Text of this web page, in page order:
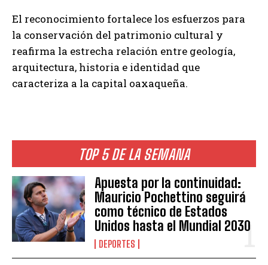
TOP 5 DE LA SEMANA
Apuesta por la continuidad:
Mauricio Pochettino seguirá
como técnico de Estados
Unidos hasta el Mundial 2030
DEPORTES
El reconocimiento fortalece los esfuerzos para
la conservación del patrimonio cultural y
reafirma la estrecha relación entre geología,
arquitectura, historia e identidad que
caracteriza a la capital oaxaqueña.